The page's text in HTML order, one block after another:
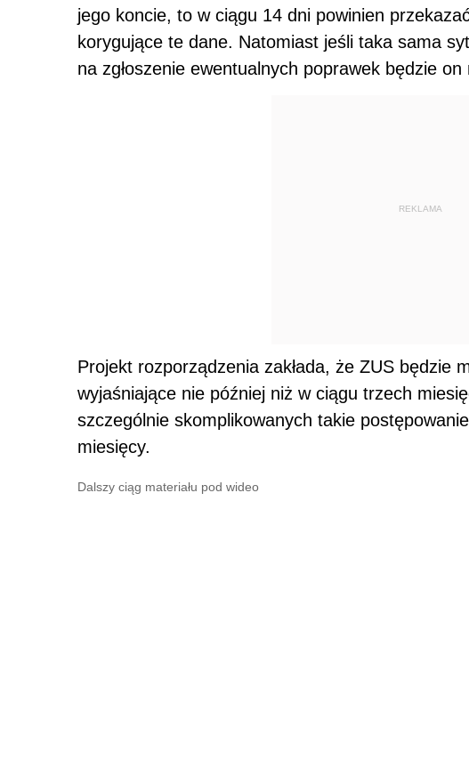
jego koncie, to w ciągu 14 dni powinien
korygujące te dane. Natomiast jeśli taka sama
na zgłoszenie ewentualnych poprawek będzie on
REKLAMA
Projekt rozporządzenia zakłada, że ZUS będzie
wyjaśniające nie później niż w ciągu trzech
szczególnie skomplikowanych takie
miesięcy.
Dalszy ciąg materiału pod wideo